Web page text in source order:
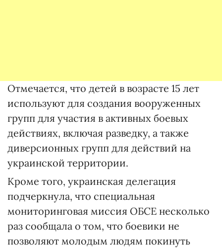
Отмечается, что детей в возрасте 15 лет
используют для создания вооруженных
групп для участия в активных боевых
действиях, включая разведку, а также
диверсионных групп для действий на
украинской территории.
Кроме того, украинская делегация
подчеркнула, что специальная
мониторинговая миссия ОБСЕ несколько
раз сообщала о том, что боевики не
позволяют молодым людям покинуть